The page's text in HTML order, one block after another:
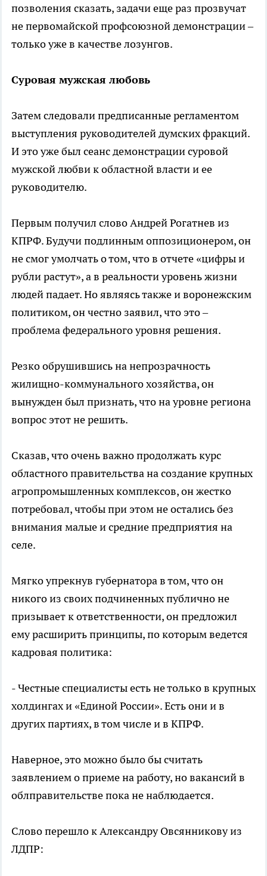
позволения сказать, задачи еще раз прозвучат
не первомайской профсоюзной демонстрации –
только уже в качестве лозунгов.
Суровая мужская любовь
Затем следовали предписанные регламентом
выступления руководителей думских фракций.
И это уже был сеанс демонстрации суровой
мужской любви к областной власти и ее
руководителю.
Первым получил слово Андрей Рогатнев из
КПРФ. Будучи подлинным оппозиционером, он
не смог умолчать о том, что в отчете «цифры и
рубли растут», а в реальности уровень жизни
людей падает. Но являясь также и воронежским
политиком, он честно заявил, что это –
проблема федерального уровня решения.
Резко обрушившись на непрозрачность
жилищно-коммунального хозяйства, он
вынужден был признать, что на уровне региона
вопрос этот не решить.
Сказав, что очень важно продолжать курс
областного правительства на создание крупных
агропромышленных комплексов, он жестко
потребовал, чтобы при этом не остались без
внимания малые и средние предприятия на
селе.
Мягко упрекнув губернатора в том, что он
никого из своих подчиненных публично не
призывает к ответственности, он предложил
ему расширить принципы, по которым ведется
кадровая политика:
- Честные специалисты есть не только в крупных
холдингах и «Единой России». Есть они и в
других партиях, в том числе и в КПРФ.
Наверное, это можно было бы считать
заявлением о приеме на работу, но вакансий в
облправительстве пока не наблюдается.
Слово перешло к Александру Овсянникову из
ЛДПР: